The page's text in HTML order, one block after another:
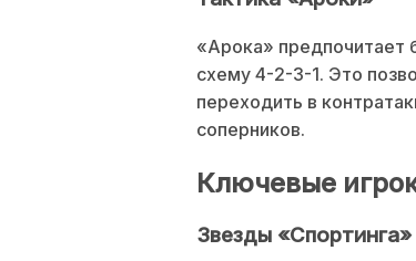
«Арока» предпочитает
схему 4-2-3-1. Это
переходить в
соперников.
Ключевые
Звезды «Спортинга»